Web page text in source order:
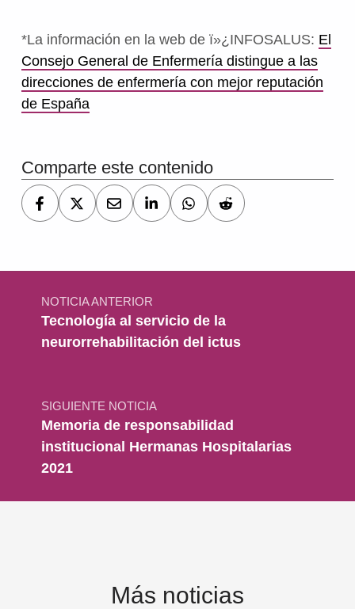
*La información en la web de ï»¿INFOSALUS: El
Consejo General de Enfermería distingue a las
direcciones de enfermería con mejor reputación
de España
Volver a la navegación principal
Comparte este contenido
Navegación de entradas
NOTICIA ANTERIOR
Tecnología al servicio de la
neurorrehabilitación del ictus
SIGUIENTE NOTICIA
Memoria de responsabilidad
institucional Hermanas Hospitalarias
2021
Más noticias